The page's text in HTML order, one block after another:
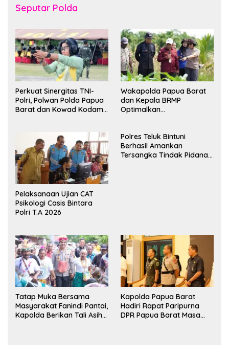
Seputar Polda
Perkuat Sinergitas TNI-
Polri, Polwan Polda Papua
Barat dan Kowad Kodam
Persahabatan
Wakapolda Papua Barat
dan Kepala BRMP
Optimalkan
Pangan Papua Barat
Pelaksanaan Ujian CAT
Psikologi Casis Bintara
Polri T.A 2026
Polres Teluk Bintuni
Berhasil Amankan
Tersangka Tindak Pidana
Tatap Muka Bersama
Masyarakat Fanindi Pantai,
Kapolda Berikan Tali Asih
Kapolda Papua Barat
Hadiri Rapat Paripurna
DPR Papua Barat Masa